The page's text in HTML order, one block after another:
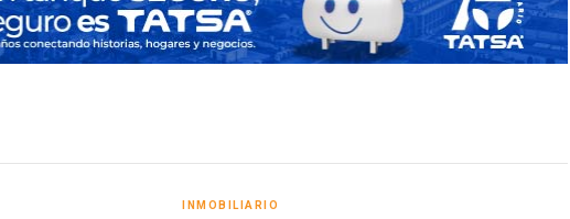
INMOBILIARIO